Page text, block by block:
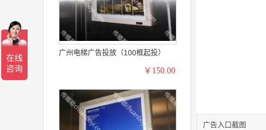
广州电梯广告投放（100框起投）
￥150.00
广告入口截图